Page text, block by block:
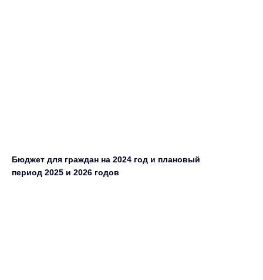
Бюджет для граждан на 2024 год и плановый
период 2025 и 2026 годов